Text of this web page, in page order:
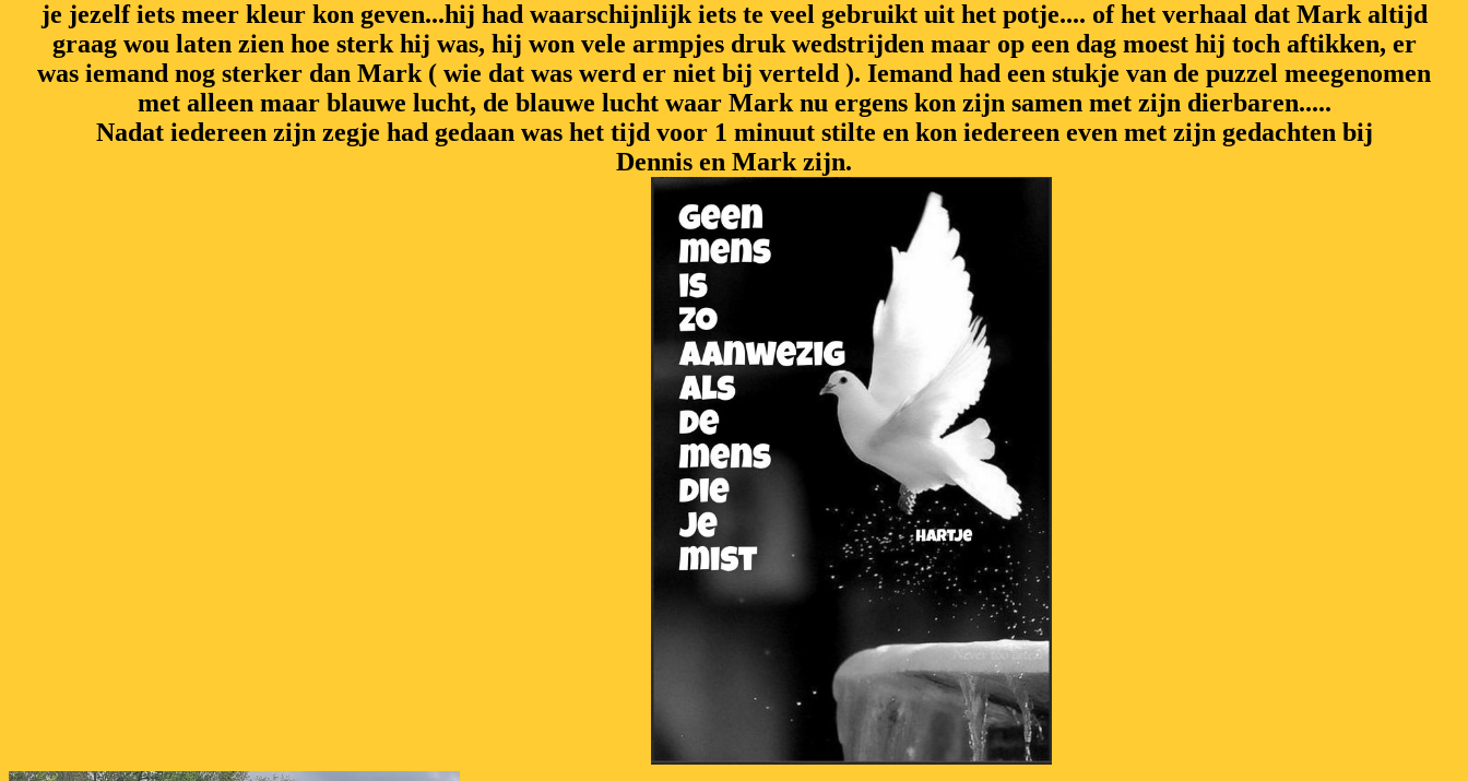
je jezelf iets meer kleur kon geven...hij had waarschijnlijk iets te veel gebruikt uit het potje.... of het verhaal dat Mark altijd
graag wou laten zien hoe sterk hij was, hij won vele armpjes druk wedstrijden maar op een dag moest hij toch aftikken, er
was iemand nog sterker dan Mark ( wie dat was werd er niet bij verteld ). Iemand had een stukje van de puzzel meegenomen
met alleen maar blauwe lucht, de blauwe lucht waar Mark nu ergens kon zijn samen met zijn dierbaren.....
Nadat iedereen zijn zegje had gedaan was het tijd voor 1 minuut stilte en kon iedereen even met zijn gedachten bij
Dennis en Mark zijn.